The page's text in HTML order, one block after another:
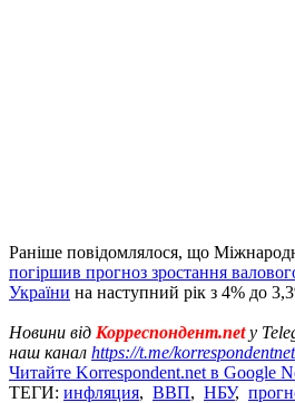
Раніше повідомлялося, що
погіршив прогноз зростання
України на наступний рік з 4% до
Новини від Корреспондент.netу
наш канал https://t.me/korrespondentnet
Читайте Korrespondent.net в Google
ТЕГИ: инфляция, ВВП, НБУ,